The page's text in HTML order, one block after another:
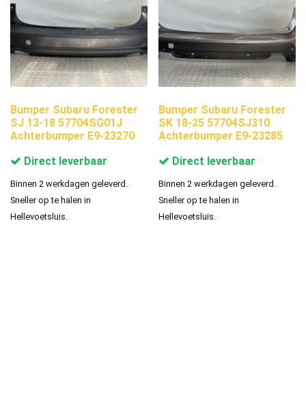
Bumper Subaru Forester
SJ 13-18 57704SG01J
Achterbumper E9-23270
Direct leverbaar
Binnen 2 werkdagen geleverd.
Sneller op te halen in
Hellevoetsluis.
Bumper Subaru Forester
SK 18-25 57704SJ310
Achterbumper E9-23285
Direct leverbaar
Binnen 2 werkdagen geleverd.
Sneller op te halen in
Hellevoetsluis.